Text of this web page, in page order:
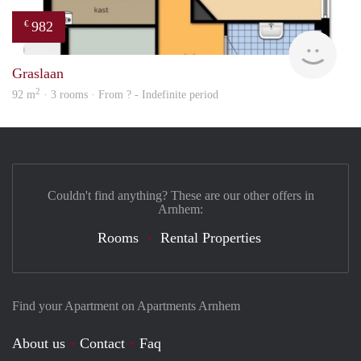
€ 982
Graslaan
92 m2 · 3 rooms · From ? - Indefinite period
Find your Apartment on Apartments Arnhem
About us Contact Faq
Couldn't find anything? These are our other offers in
Arnhem:
Rooms Rental Properties